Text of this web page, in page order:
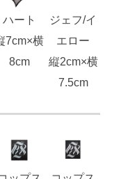
ハート
7cm×横
8cm
ジェフ/イ
エロー
縦2cm×横
7.5cm